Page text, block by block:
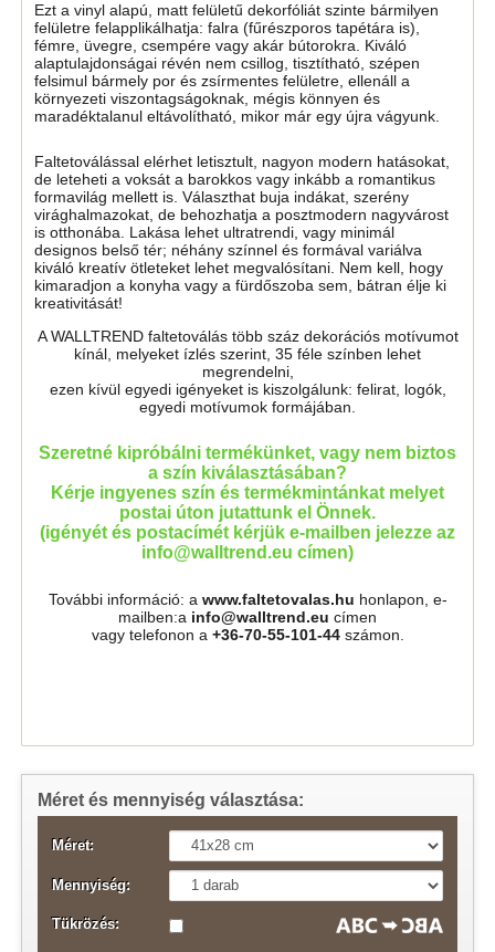
Ezt a vinyl alapú, matt felületű dekorfóliát szinte bármilyen
felületre felapplikálhatja: falra (fűrészporos tapétára is),
fémre, üvegre, csempére vagy akár bútorokra. Kiváló
alaptulajdonságai révén nem csillog, tisztítható, szépen
felsimul bármely por és zsírmentes felületre, ellenáll a
környezeti viszontagságoknak, mégis könnyen és
maradéktalanul eltávolítható, mikor már egy újra vágyunk.
Faltetoválással elérhet letisztult, nagyon modern hatásokat,
de leteheti a voksát a barokkos vagy inkább a romantikus
formavilág mellett is. Választhat buja indákat, szerény
virághalmazokat, de behozhatja a posztmodern nagyvárost
is otthonába. Lakása lehet ultratrendi, vagy minimál
designos belső tér; néhány színnel és formával variálva
kiváló kreatív ötleteket lehet megvalósítani. Nem kell, hogy
kimaradjon a konyha vagy a fürdőszoba sem, bátran élje ki
kreativitását!
A WALLTREND faltetoválás több száz dekorációs motívumot
kínál, melyeket ízlés szerint, 35 féle színben lehet
megrendelni,
ezen kívül egyedi igényeket is kiszolgálunk: felirat, logók,
egyedi motívumok formájában.
Szeretné kipróbálni termékünket, vagy nem biztos
a szín kiválasztásában?
Kérje ingyenes szín és termékmintánkat melyet
postai úton jutattunk el Önnek.
(igényét és postacímét kérjük e-mailben jelezze az
info@walltrend.eu címen)
További információ: a www.faltetovalas.hu honlapon, e-
mailben:a info@walltrend.eu címen
vagy telefonon a +36-70-55-101-44számon.
Méret és mennyiség választása:
Méret:
Mennyiség:
Tükrözés: